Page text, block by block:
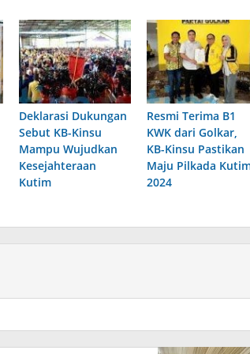
Deklarasi Dukungan
Sebut KB-Kinsu
Mampu Wujudkan
Kesejahteraan
Kutim
Resmi Terima B1
KWK dari Golkar,
KB-Kinsu Pastikan
Maju Pilkada
2024